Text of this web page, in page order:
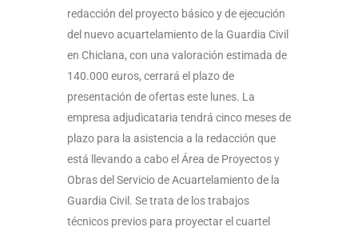
redacción del proyecto básico y de ejecución
del nuevo acuartelamiento de la Guardia Civil
en Chiclana, con una valoración estimada de
140.000 euros, cerrará el plazo de
presentación de ofertas este lunes. La
empresa adjudicataria tendrá cinco meses de
plazo para la asistencia a la redacción que
está llevando a cabo el Área de Proyectos y
Obras del Servicio de Acuartelamiento de la
Guardia Civil. Se trata de los trabajos
técnicos previos para proyectar el cuartel